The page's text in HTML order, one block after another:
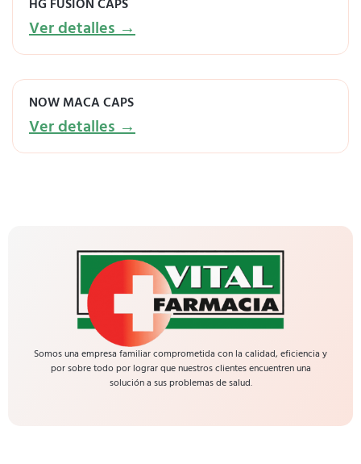
HG FUSION CAPS
Ver detalles →
NOW MACA CAPS
Ver detalles →
Somos una empresa familiar comprometida con la calidad, eficiencia y
por sobre todo por lograr que nuestros clientes encuentren una
solución a sus problemas de salud.